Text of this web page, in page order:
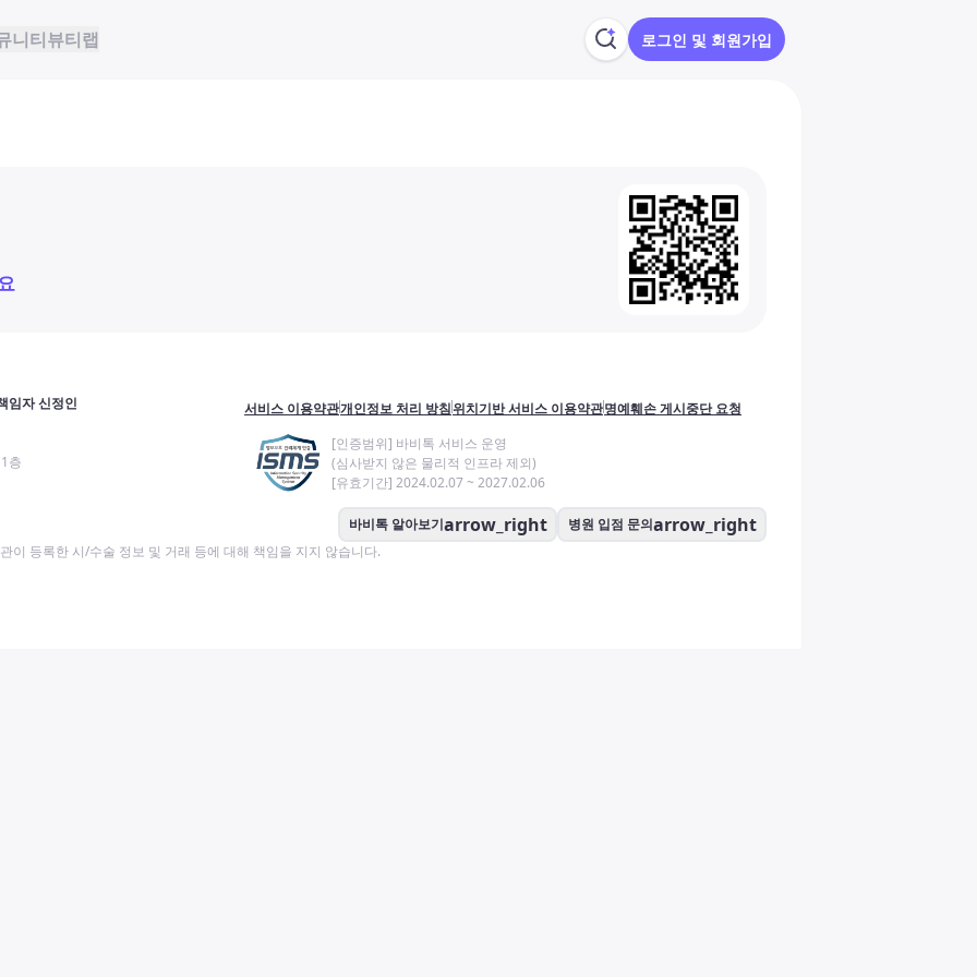
니티뷰티랩 로그인 및 회원가입
임자 신정인
층
서비스 이용약관개인정보 처리 방침위치기반 서비스 이용약관명예훼손 게시중단 요청
[인증범위] 바비톡 서비스 운영
(심사받지 않은 물리적 인프라 제외)
[유효기간] 2024.02.07 ~ 2027.02.06
바비톡 알아보기arrow_right 병원 입점 문의arrow_right
이 등록한 시/수술 정보 및 거래 등에 대해 책임을 지지 않습니다.